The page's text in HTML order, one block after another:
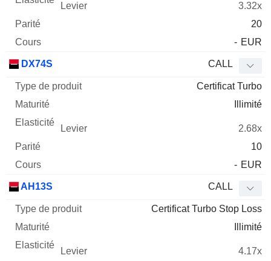
3.32x
20
- EUR
DX74S CALL
Certificat Turbo
Illimité
2.68x
10
- EUR
AH13S CALL
Certificat Turbo Stop Loss
Illimité
4.17x